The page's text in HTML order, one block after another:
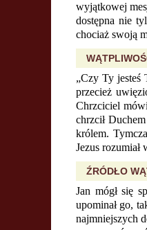
wyjątkowej
dostępna nie
chociaż swoją
„Czy Ty jesteś
przecież
Chrzciciel
chrzcił
królem.
Jezus
ŹRÓDŁO
Jan mógł się
upominał go,
najmniejszych